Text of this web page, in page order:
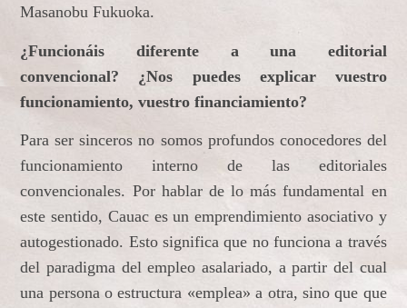
Masanobu Fukuoka.
¿Funcionáis diferente a una editorial
convencional? ¿Nos puedes explicar vuestro
funcionamiento, vuestro financiamiento?
Para ser sinceros no somos profundos conocedores del
funcionamiento interno de las editoriales
convencionales. Por hablar de lo más fundamental en
este sentido, Cauac es un emprendimiento asociativo y
autogestionado. Esto significa que no funciona a través
del paradigma del empleo asalariado, a partir del cual
una persona o estructura «emplea» a otra, sino que que